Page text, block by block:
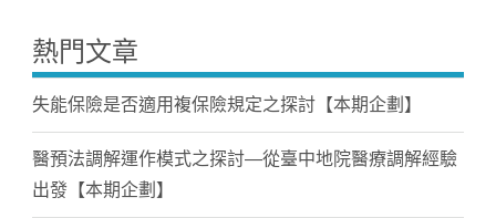
熱門文章
失能保險是否適用複保險規定之探討【本期企劃】
醫預法調解運作模式之探討—從臺中地院醫療調解經驗
出發【本期企劃】